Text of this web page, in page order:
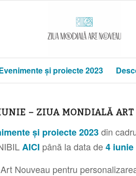
și proiecte 2023
– ZIUA MONDIALĂ ART
și proiecte 2023din
AICI până la data de4
Nouveau pentru